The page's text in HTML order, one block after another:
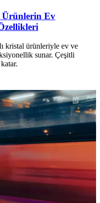
Ürünlerin Ev
kristal ürünleriyle ev ve
sunar. Çeşitli